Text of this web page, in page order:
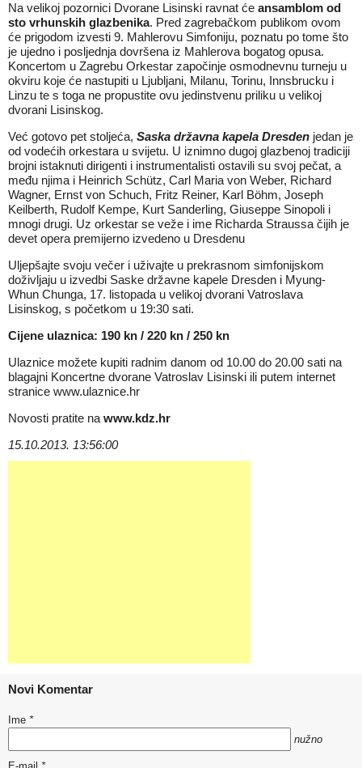
Na velikoj pozornici Dvorane Lisinski ravnat će ansamblom od
sto vrhunskih glazbenika. Pred zagrebačkom publikom ovom
će prigodom izvesti 9. Mahlerovu Simfoniju, poznatu po tome što
je ujedno i posljednja dovršena iz Mahlerova bogatog opusa.
Koncertom u Zagrebu Orkestar započinje osmodnevnu turneju u
okviru koje će nastupiti u Ljubljani, Milanu, Torinu, Innsbrucku i
Linzu te s toga ne propustite ovu jedinstvenu priliku u velikoj
dvorani Lisinskog.
Već gotovo pet stoljeća, Saska državna kapela Dresden jedan je
od vodećih orkestara u svijetu. U iznimno dugoj glazbenoj tradiciji
brojni istaknuti dirigenti i instrumentalisti ostavili su svoj pečat, a
među njima i Heinrich Schütz, Carl Maria von Weber, Richard
Wagner, Ernst von Schuch, Fritz Reiner, Karl Böhm, Joseph
Keilberth, Rudolf Kempe, Kurt Sanderling, Giuseppe Sinopoli i
mnogi drugi. Uz orkestar se veže i ime Richarda Straussa čijih je
devet opera premijerno izvedeno u Dresdenu
Uljepšajte svoju večer i uživajte u prekrasnom simfonijskom
doživljaju u izvedbi Saske državne kapele Dresden i Myung-
Whun Chunga, 17. listopada u velikoj dvorani Vatroslava
Lisinskog, s početkom u 19:30 sati.
Cijene ulaznica: 190 kn / 220 kn / 250 kn
Ulaznice možete kupiti radnim danom od 10.00 do 20.00 sati na
blagajni Koncertne dvorane Vatroslav Lisinski ili putem internet
stranice www.ulaznice.hr
Novosti pratite na www.kdz.hr
15.10.2013. 13:56:00
Novi Komentar
Ime *
nužno